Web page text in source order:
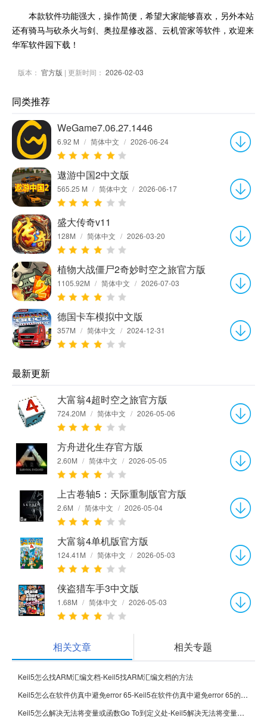
本款软件功能强大，操作简便，希望大家能够喜欢，另外本站
还有骑马与砍杀火与剑、奥拉星修改器、云机管家等软件，欢迎来
华军软件园下载！
版本： 官方版 | 更新时间： 2026-02-03
同类推荐
WeGame7.06.27.1446
6.92 M / 简体中文 / 2026-06-24
遨游中国2中文版
565.25 M / 简体中文 / 2026-06-17
盛大传奇v11
128M / 简体中文 / 2026-03-20
植物大战僵尸2奇妙时空之旅官方版
1105.92M / 简体中文 / 2026-07-03
德国卡车模拟中文版
357M / 简体中文 / 2024-12-31
最新更新
大富翁4超时空之旅官方版
724.20M / 简体中文 / 2026-05-06
方舟进化生存官方版
2.60M / 简体中文 / 2026-05-05
上古卷轴5：天际重制版官方版
2.6M / 简体中文 / 2026-05-04
大富翁4单机版官方版
124.41M / 简体中文 / 2026-05-03
侠盗猎车手3中文版
1.68M / 简体中文 / 2026-05-03
相关文章 相关专题
Keil5怎么找ARM汇编文档-Keil5找ARM汇编文档的方法
Keil5怎么在软件仿真中避免error 65-Keil5在软件仿真中避免error 65的方法
Keil5怎么解决无法将变量或函数Go To到定义处-Keil5解决无法将变量或函数Go To到定义处的方法